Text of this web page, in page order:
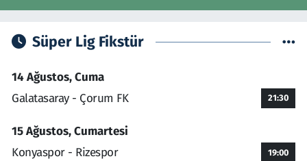
Süper Lig Fikstür
14 Ağustos, Cuma
Galatasaray - Çorum FK
21:30
15 Ağustos, Cumartesi
Konyaspor - Rizespor
19:00